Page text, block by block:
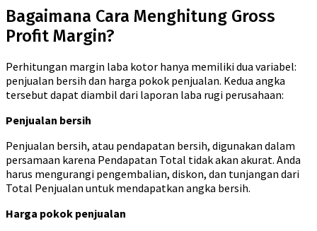
Bagaimana Cara Menghitung Gross
Profit Margin?
Perhitungan margin laba kotor hanya memiliki dua variabel:
penjualan bersih dan harga pokok penjualan. Kedua angka
tersebut dapat diambil dari laporan laba rugi perusahaan:
Penjualan bersih
Penjualan bersih, atau pendapatan bersih, digunakan dalam
persamaan karena Pendapatan Total tidak akan akurat. Anda
harus mengurangi pengembalian, diskon, dan tunjangan dari
Total Penjualan untuk mendapatkan angka bersih.
Harga pokok penjualan